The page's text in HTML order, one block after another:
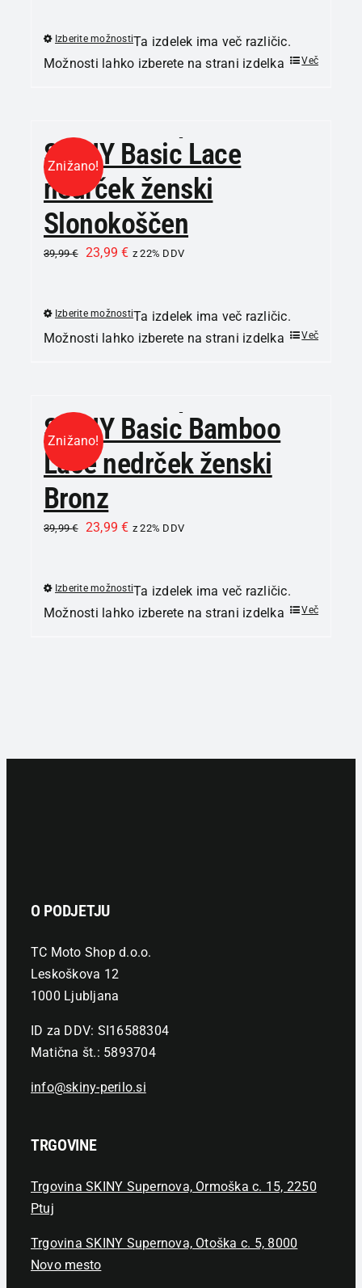
Izberite možnostiTa izdelek ima več različic.
Možnosti lahko izberete na strani izdelka
Več
Znižano!
SKINY Basic Lace
nedrček ženski
Slonokoščen
39,99€ 23,99€ z 22% DDV
Izberite možnostiTa izdelek ima več različic.
Možnosti lahko izberete na strani izdelka
Več
Znižano!
SKINY Basic Bamboo
Lace nedrček ženski
Bronz
39,99€ 23,99€ z 22% DDV
Izberite možnostiTa izdelek ima več različic.
Možnosti lahko izberete na strani izdelka
Več
O PODJETJU
TC Moto Shop d.o.o.
Leskoškova 12
1000 Ljubljana
ID za DDV: SI16588304
Matična št.: 5893704
info@skiny-perilo.si
TRGOVINE
Trgovina SKINY Supernova, Ormoška c. 15, 2250
Ptuj
Trgovina SKINY Supernova, Otoška c. 5, 8000
Novo mesto